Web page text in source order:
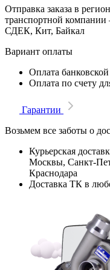
Отправка заказа в
транспортной
СДЕК, Кит, Байкал
Вариант оплаты
Оплата
Оплата по счету
Гарантии
Возьмем все заботы о
Курьерская
Москвы, Санкт-
Краснодара
Доставка ТК в